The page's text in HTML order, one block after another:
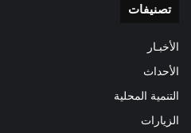
تصنيفات
الأخبـار
الأحداث
التنمية المحلية
الزيارات